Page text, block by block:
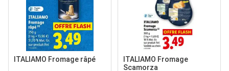
ITALIAMO Fromage râpé
ITALIAMO Fromage
Scamorza